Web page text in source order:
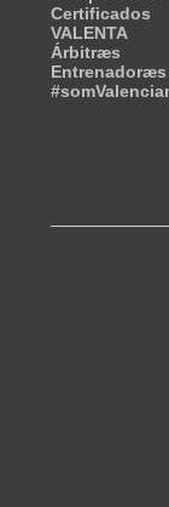
Certificados
VALENTA
Árbitræs
Entrenadoræs